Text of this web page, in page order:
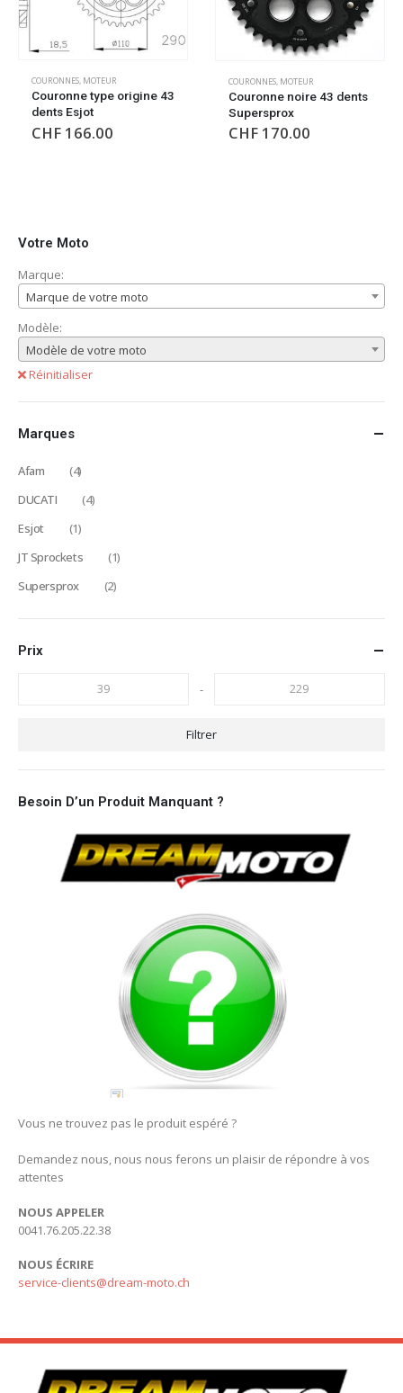
COURONNES, MOTEUR
Couronne type origine 43
dents Esjot
CHF 166.00
COURONNES, MOTEUR
Couronne noire 43 dents
Supersprox
CHF 170.00
Votre Moto
Marque:
Marque de votre moto
Modèle:
Modèle de votre moto
Réinitialiser
Marques
Afam
(4)
DUCATI
(4)
Esjot
(1)
JT Sprockets
(1)
Supersprox
(2)
Prix
-
Filtrer
Besoin D’un Produit Manquant ?
Vous ne trouvez pas le produit espéré ?
Demandez nous, nous nous ferons un plaisir de répondre à vos
attentes
NOUS APPELER
0041.76.205.22.38
NOUS ÉCRIRE
service-clients@dream-moto.ch